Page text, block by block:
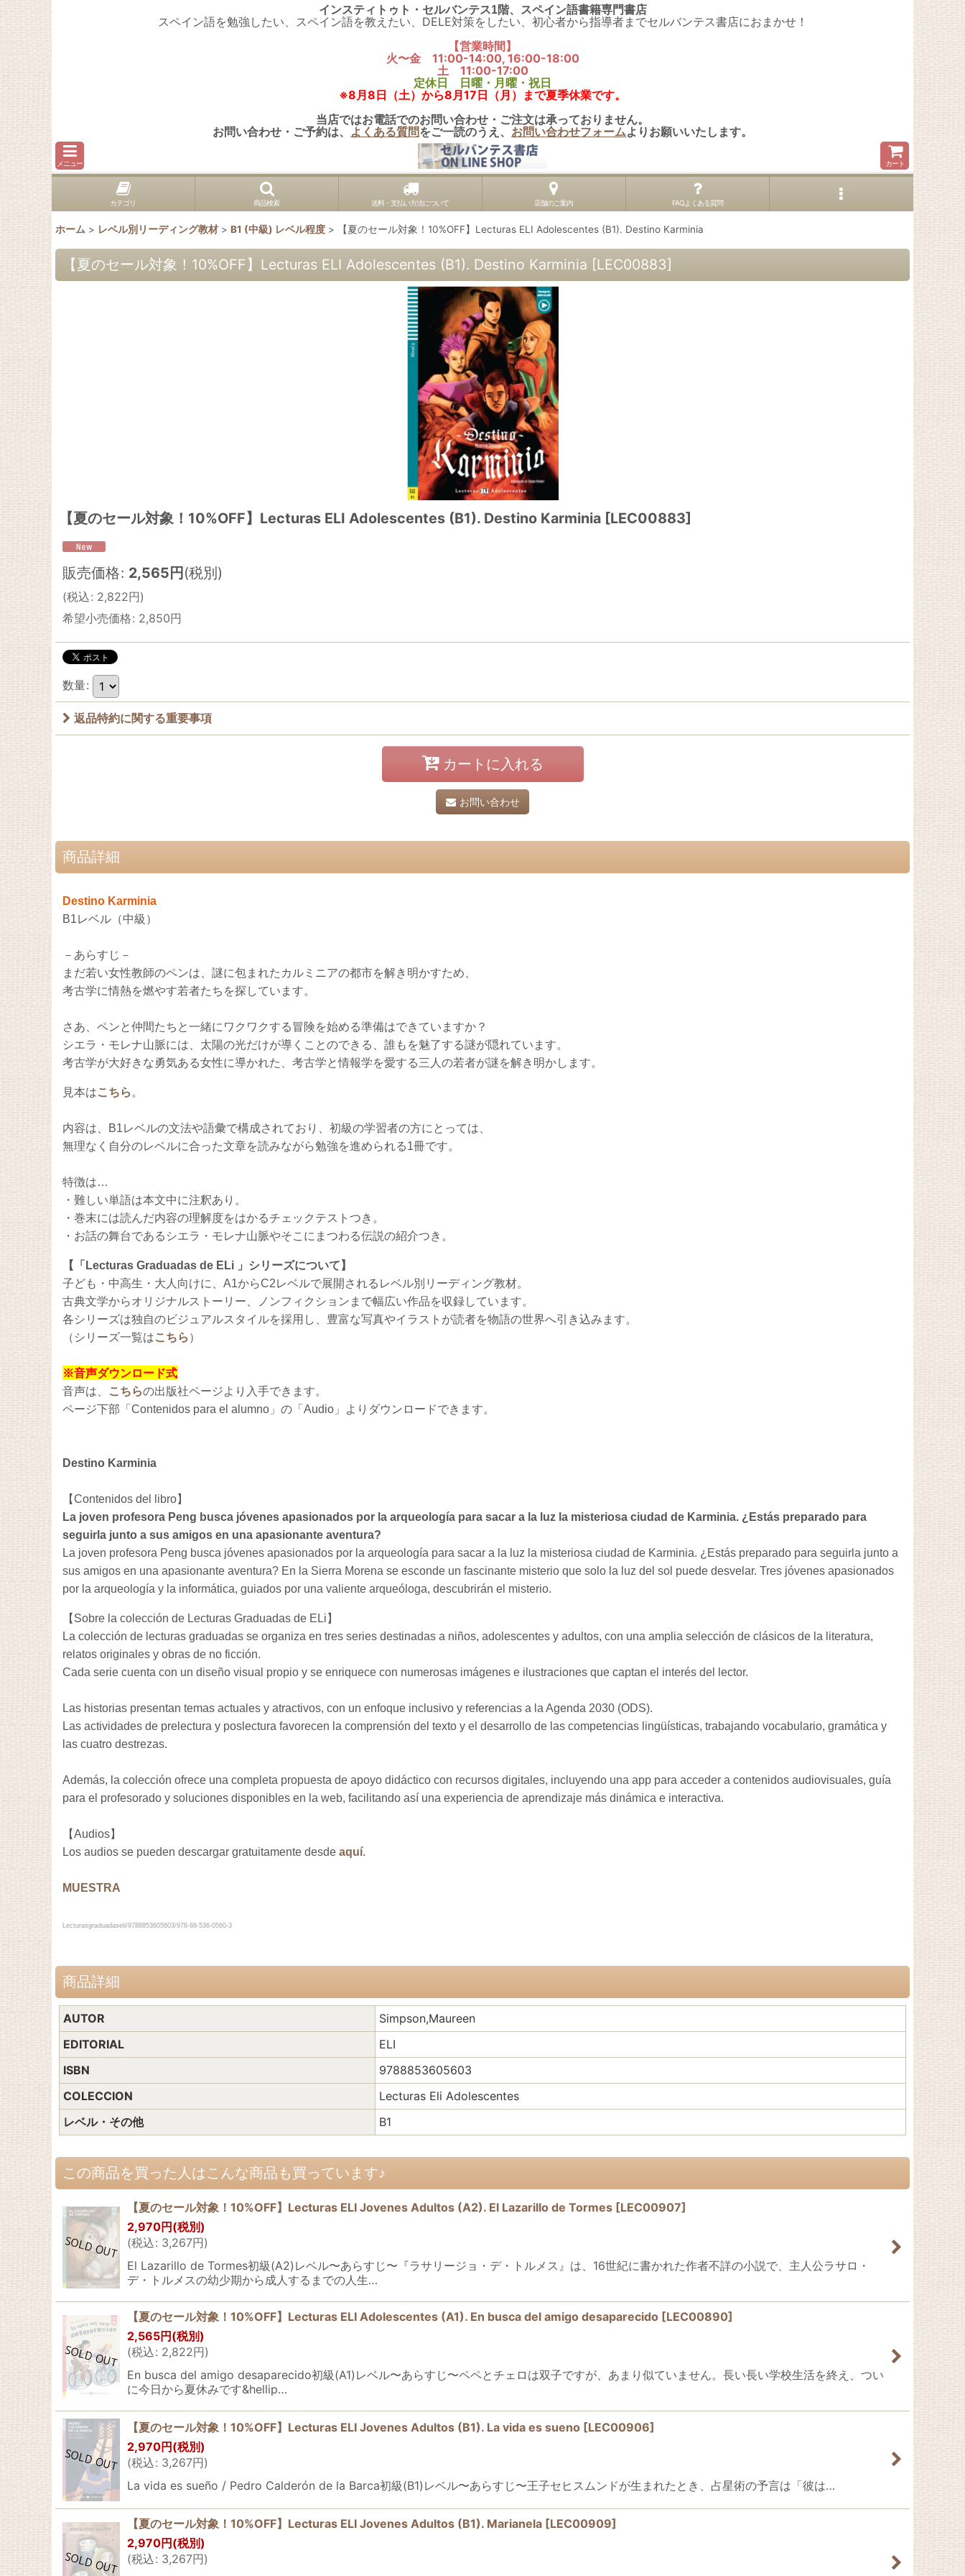
インスティトゥト・セルバンテス1階、スペイン語書籍専門書店
スペイン語を勉強したい、スペイン語を教えたい、DELE対策をしたい、初心者から指導者までセルバンテス書店におまかせ！
【営業時間】
火〜金 11:00-14:00, 16:00-18:00
土 11:00-17:00
定休日 日曜・月曜・祝日
※8月8日（土）から8月17日（月）まで夏季休業です。
当店ではお電話でのお問い合わせ・ご注文は承っておりません。
お問い合わせ・ご予約は、 よくある質問をご一読のうえ、 お問い合わせフォームよりお願いいたします。
メニュー カート
カテゴリ 商品検索 送料・支払い方法について 店舗のご案内 FAQよくある質問
ホーム > レベル別リーディング教材 > B1 (中級) レベル程度 > 【夏のセール対象！10%OFF】Lecturas ELI Adolescentes (B1). Destino Karminia
【夏のセール対象！10%OFF】Lecturas ELI Adolescentes (B1). Destino Karminia [LEC00883]
【夏のセール対象！10%OFF】Lecturas ELI Adolescentes (B1). Destino Karminia [LEC00883]
販売価格: 2,565 円 (税別)
(税込: 2,822円)
希望小売価格: 2,850円
数量:
返品特約に関する重要事項
カートに入れる
お問い合わせ
商品詳細
Destino Karminia
B1レベル（中級）
－あらすじ－
まだ若い女性教師のペンは、謎に包まれたカルミニアの都市を解き明かすため、
考古学に情熱を燃やす若者たちを探しています。
さあ、ペンと仲間たちと一緒にワクワクする冒険を始める準備はできていますか？
シエラ・モレナ山脈には、太陽の光だけが導くことのできる、誰もを魅了する謎が隠れています。
考古学が大好きな勇気ある女性に導かれた、考古学と情報学を愛する三人の若者が謎を解き明かします。
見本はこちら 。
内容は、B1レベルの文法や語彙で構成されており、初級の学習者の方にとっては、
無理なく自分のレベルに合った文章を読みながら勉強を進められる1冊です。
特徴は…
・難しい単語は本文中に注釈あり。
・巻末には読んだ内容の理解度をはかるチェックテストつき。
・お話の舞台であるシエラ・モレナ山脈やそこにまつわる伝説の紹介つき。
【「Lecturas Graduadas de ELi 」シリーズについて】
子ども・中高生・大人向けに、A1からC2レベルで展開されるレベル別リーディング教材。
古典文学からオリジナルストーリー、ノンフィクションまで幅広い作品を収録しています。
各シリーズは独自のビジュアルスタイルを採用し、豊富な写真やイラストが読者を物語の世界へ引き込みます。
（シリーズ一覧はこちら ）
※音声ダウンロード式
音声は、
こちらの出版社ページより入手できます。
ページ下部「Contenidos para el alumno」の「Audio」よりダウンロードできます。
Destino Karminia
【Contenidos del libro】
La joven profesora Peng busca jóvenes apasionados por la arqueología para sacar a la luz la misteriosa ciudad de Karminia. ¿Estás preparado para
seguirla junto a sus amigos en una apasionante aventura?
La joven profesora Peng busca jóvenes apasionados por la arqueología para sacar a la luz la misteriosa ciudad de Karminia. ¿Estás preparado para seguirla junto a
sus amigos en una apasionante aventura? En la Sierra Morena se esconde un fascinante misterio que solo la luz del sol puede desvelar. Tres jóvenes apasionados
por la arqueología y la informática, guiados por una valiente arqueóloga, descubrirán el misterio.
【Sobre la colección de Lecturas Graduadas de ELi】
La colección de lecturas graduadas se organiza en tres series destinadas a niños, adolescentes y adultos, con una amplia selección de clásicos de la literatura,
relatos originales y obras de no ficción.
Cada serie cuenta con un diseño visual propio y se enriquece con numerosas imágenes e ilustraciones que captan el interés del lector.
Las historias presentan temas actuales y atractivos, con un enfoque inclusivo y referencias a la Agenda 2030 (ODS).
Las actividades de prelectura y poslectura favorecen la comprensión del texto y el desarrollo de las competencias lingüísticas, trabajando vocabulario, gramática y
las cuatro destrezas.
Además, la colección ofrece una completa propuesta de apoyo didáctico con recursos digitales, incluyendo una app para acceder a contenidos audiovisuales, guía
para el profesorado y soluciones disponibles en la web, facilitando así una experiencia de aprendizaje más dinámica e interactiva.
【Audios】
Los audios se pueden descargar gratuitamente desde aquí.
MUESTRA
Lecturasgraduadaseli/9788853605603/978-88-536-0560-3
商品詳細
AUTOR
Simpson,Maureen
EDITORIAL
ELI
ISBN
9788853605603
COLECCION
Lecturas Eli Adolescentes
レベル・その他
B1
この商品を買った人はこんな商品も買っています♪
【夏のセール対象！10%OFF】Lecturas ELI Jovenes Adultos (A2). El Lazarillo de Tormes [LEC00907]
2,970円 (税別)
(税込: 3,267円)
El Lazarillo de Tormes初級(A2)レベル〜あらすじ〜『ラサリージョ・デ・トルメス』は、16世紀に書かれた作者不詳の小説で、主人公ラサロ・
デ・トルメスの幼少期から成人するまでの人生…
【夏のセール対象！10%OFF】Lecturas ELI Adolescentes (A1). En busca del amigo desaparecido [LEC00890]
2,565円 (税別)
(税込: 2,822円)
En busca del amigo desaparecido初級(A1)レベル〜あらすじ〜ペペとチェロは双子ですが、あまり似ていません。長い長い学校生活を終え、つい
に今日から夏休みです&hellip…
【夏のセール対象！10%OFF】Lecturas ELI Jovenes Adultos (B1). La vida es sueno [LEC00906]
2,970円(税別)
(税込: 3,267円)
La vida es sueño / Pedro Calderón de la Barca初級(B1)レベル〜あらすじ〜王子セヒスムンドが生まれたとき、占星術の予言は「彼は…
【夏のセール対象！10%OFF】Lecturas ELI Jovenes Adultos (B1). Marianela [LEC00909]
2,970円(税別)
(税込: 3,267円)